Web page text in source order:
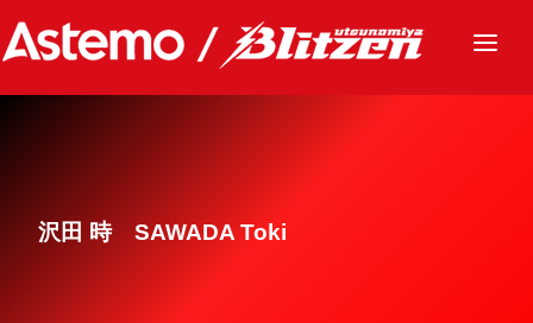
ニュース
グッズ
沢田 時 SAWADA Toki